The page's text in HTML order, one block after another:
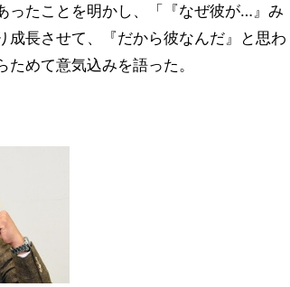
ったことを明かし、「『なぜ彼が…』み
成長させて、『だから彼なんだ』と思わ
めて意気込みを語った。